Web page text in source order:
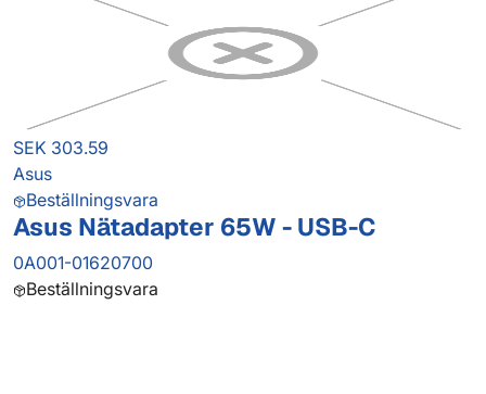
SEK 303.59
Asus
Beställningsvara
Asus Nätadapter 65W - USB-C
0A001-01620700
Beställningsvara